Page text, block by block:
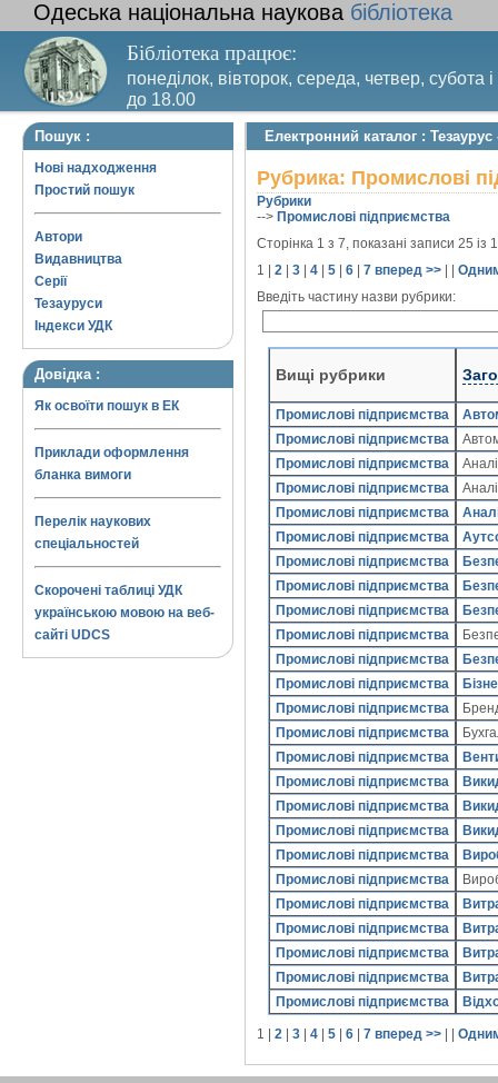
Одеська національна наукова бібліотека
Бібліотека працює:
понеділок, вівторок, середа, четвер, субота
до 18.00
Вихідний день – п’ятниця. Останній четвер
Пошук :
Нові надходження
Простий пошук
Автори
Видавництва
Серії
Тезауруси
Індекси УДК
Довідка :
Як освоїти пошук в ЕК
Приклади оформлення
бланка вимоги
Перелік наукових
спеціальностей
Скорочені таблиці УДК
українською мовою на веб-
сайті UDCS
Електронний каталог :
Рубрика: Промислові
Рубрики
--> Промислові підприємства
Сторінка 1 з 7, показані записи 25 із
1
2 3 4 5 6 7 вперед >>
Введіть частину назви рубрики:
Вищі рубрики
Промислові підприємства
Промислові підприємства
Промислові підприємства
Промислові підприємства
Промислові підприємства
Промислові підприємства
Промислові підприємства
Промислові підприємства
Промислові підприємства
Промислові підприємства
Промислові підприємства
Промислові підприємства
Промислові підприємства
Промислові підприємства
Промислові підприємства
Промислові підприємства
Промислові підприємства
Промислові підприємства
Промислові підприємства
Промислові підприємства
Промислові підприємства
Промислові підприємства
Промислові підприємства
Промислові підприємства
Промислові підприємства
1 | 2 | 3 | 4 | 5 | 6 | 7 вперед >> | |